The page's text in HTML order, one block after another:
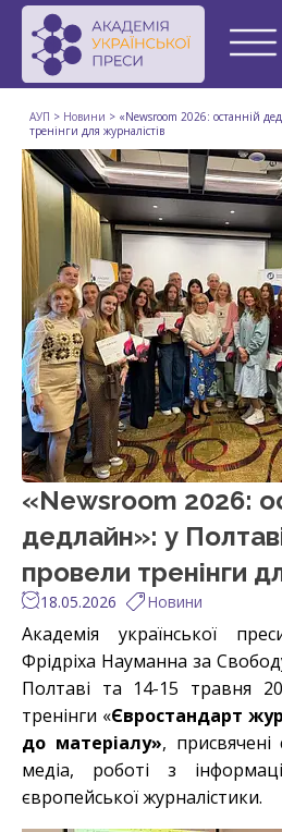
АУП > Новини > «Newsroom 2026: останній
тренінги для журналістів
«Newsroom 2026:
дедлайн»: у
провели тренінги
18.05.2026 Новини
Академія української
Фрідріха Науманна за
Полтаві та 14-15 травня
тренінги «Євростандарт
до матеріалу»,
медіа, роботі з
європейської журналістики.